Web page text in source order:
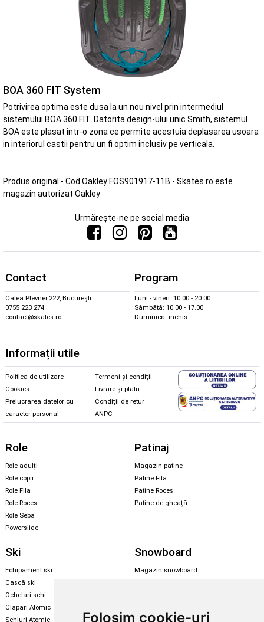
Folosim cookie-uri
BOA 360 FIT System
Potrivirea optima este dusa la un nou nivel prin intermediul
sistemului BOA 360 FIT. Datorita design-ului unic Smith, sistemul
BOA este plasat intr-o zona ce permite acestuia deplasarea usoara
in interiorul castii pentru un fi optim inclusiv pe verticala.
Produs original - Cod Oakley FOS901917-11B - Skates.ro este
magazin autorizat Oakley
Urmărește-ne pe social media
Contact
Calea Plevnei 222, București
0755 223 274
contact@skates.ro
Program
Luni - vineri: 10.00 - 20.00
Sâmbătă: 10.00 - 17.00
Duminică: închis
Informații utile
Politica de utilizare
Cookies
Prelucrarea datelor cu
caracter personal
Termeni și condiții
Livrare și plată
Condiții de retur
ANPC
Role
Role adulți
Role copii
Role Fila
Role Roces
Role Seba
Powerslide
Patinaj
Magazin patine
Patine Fila
Patine Roces
Patine de gheață
Ski
Echipament ski
Cască ski
Ochelari schi
Clăpari Atomic
Schiuri Atomic
Snowboard
Magazin snowboard
Skate & longboard